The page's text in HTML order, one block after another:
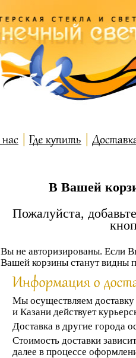
В Вашей
Пожалуйста,
Вы не авторизированы. Если
Вашей корзины станут видны
Мы осуществляем доставку
и Казани действует
Доставка в другие города
Стоимость доставки
далее в процессе